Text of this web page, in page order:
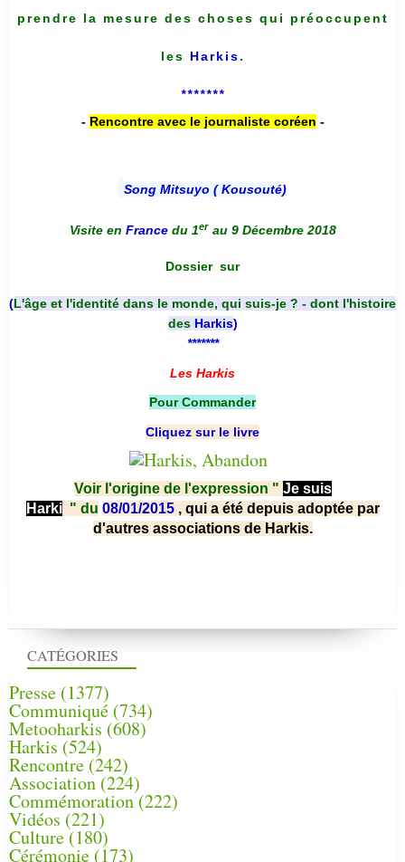
CATÉGORIES
Presse (1377)
Communiqué (734)
Metooharkis (608)
Harkis (524)
Rencontre (242)
Association (224)
Commémoration(222)
Vidéos (221)
Culture(180)
Cérémonie (173)
prendre la mesure des choses qui préoccupent
les Harkis.
*******
- Rencontre avec le journaliste coréen -
Song Mitsuyo ( Kousouté)
Visite en France du 1er au 9 Décembre 2018
Dossier sur
(L'âge et l'identité dans le monde, qui suis-je ? - dont l'histoire
des Harkis)
*******
Les Harkis
Pour Commander
Cliquez sur le livre
Voir l'origine de l'expression " Je suis
Harki " du 08/01/2015 , qui a été depuis adoptée par
d'autres associations de Harkis.